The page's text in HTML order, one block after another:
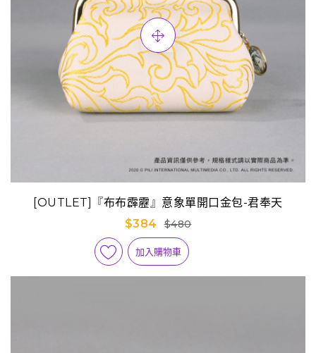
[OUTLET]『布布霹靂』意象單開口金包-君奉天
$384
$480
加入購物車